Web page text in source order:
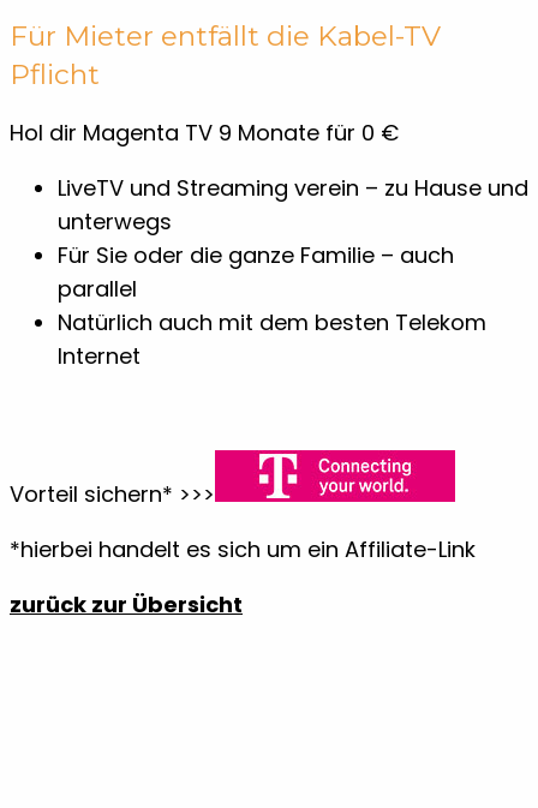
Für Mieter entfällt die Kabel-TV
Pflicht
Hol dir Magenta TV 9 Monate für 0 €
LiveTV und Streaming verein – zu Hause und
unterwegs
Für Sie oder die ganze Familie – auch
parallel
Natürlich auch mit dem besten Telekom
Internet
Vorteil sichern* >>>
*hierbei handelt es sich um ein Affiliate-Link
zurück zur Übersicht